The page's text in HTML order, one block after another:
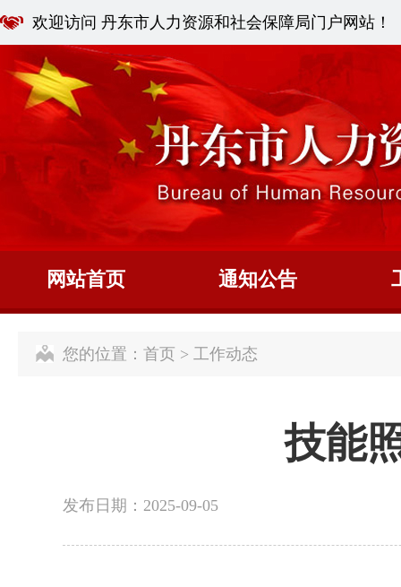
欢迎访问 丹东市人力资源和社会保障局门户网站！
网站首页 通知公告
您的位置： 首页 > 工作动态
技能
发布日期：2025-09-05